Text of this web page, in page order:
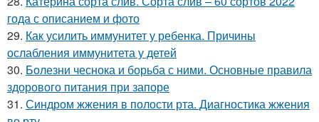
года с описанием и фото
29. Как усилить иммунитет у ребенка. Причины
ослабления иммунитета у детей
30. Болезни чеснока и борьба с ними. Основные правила
здорового питания при запоре
31. Синдром жжения в полости рта. Диагностика жжения